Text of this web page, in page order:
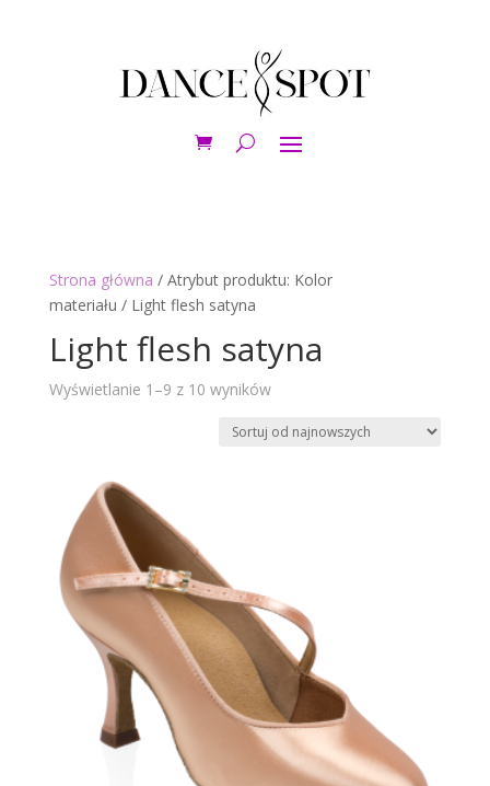
Strona główna / Atrybut produktu: Kolor
materiału / Light flesh satyna
Light flesh satyna
Wyświetlanie 1–9 z 10 wynikówPosortowane
najnowszych